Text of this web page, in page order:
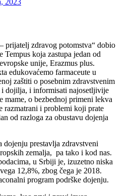
2023
prijatelj zdravog potomstva“ dobio
Tempus koja zastupa jedan od
unije, Erazmus plus.
edukovaćemo farmaceute u
zaštiti o posebnim zdravstvenim
i dojilja, i informisati najosetljivije
mame, o bezbednoj primeni lekva
razmatrani i problemi koji prate
od razloga za obustavu dojenja
dojenju prestavlja zdravstveni
zemalja, pa tako i kod nas.
u Srbiji je, izuzetno niska
12,8%, zbog čega je 2018.
program podrške dojenju.